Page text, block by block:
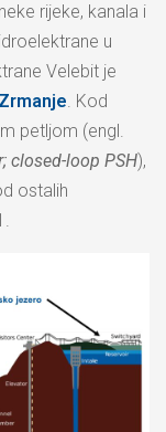
rijeke, kanala i
u
Velebit je
. Kod
petljom (engl.
closed-loop PSH),
ostalih